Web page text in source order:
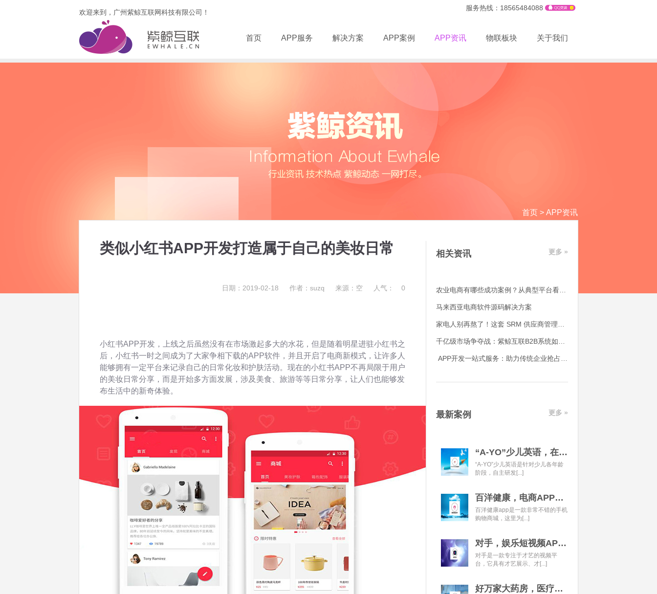
欢迎来到，广州紫鲸互联网科技有限公司！
服务热线：18565484088
首页 APP服务 解决方案 APP案例 APP资讯 物联板块 关于我们
首页 > APP资讯
类似小红书APP开发打造属于自己的美妆日常
日期：2019-02-18 作者：suzq 来源：空 人气： 0
小红书APP开发，上线之后虽然没有在市场激起多大的水花，但是随着明星进驻小红书之
后，小红书一时之间成为了大家争相下载的APP软件，并且开启了电商新模式，让许多人
能够拥有一定平台来记录自己的日常化妆和护肤活动。现在的小红书APP不再局限于用户
的美妆日常分享，而是开始多方面发展，涉及美食、旅游等等日常分享，让人们也能够发
布生活中的新奇体验。
相关资讯 更多 »
马来西亚电商软件源码解决方案
最新案例 更多 »
“A-YO”少儿英语，在线语言学习平台开发经典案例
“A-YO”少儿英语是针对少儿各年龄
阶段，自主研发[...]
百洋健康，电商APP开发经典案例
百洋健康app是一款非常不错的手机
购物商城，这里为[...]
对手，娱乐短视频APP开发经典案例
对手是一款专注于才艺的视频平
台，它具有才艺展示、才[...]
好万家大药房，医疗健康APP开发经典案例